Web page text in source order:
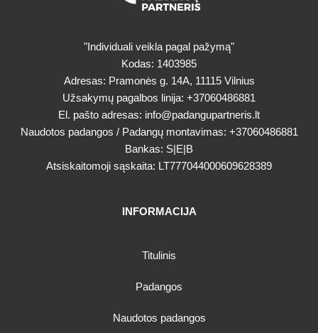
"Individuali veikla pagal pažymą"
Kodas: 1403985
Adresas: Pramonės g. 14A, 11115 Vilnius
Užsakymų pagalbos linija: +37060486881
El. pašto adresas: info@padangupartneris.lt
Naudotos padangos / Padangų montavimas: +37060486881
Bankas: S|E|B
Atsiskaitomoji sąskaita: LT777044000609628389
INFORMACIJA
Titulinis
Padangos
Naudotos padangos